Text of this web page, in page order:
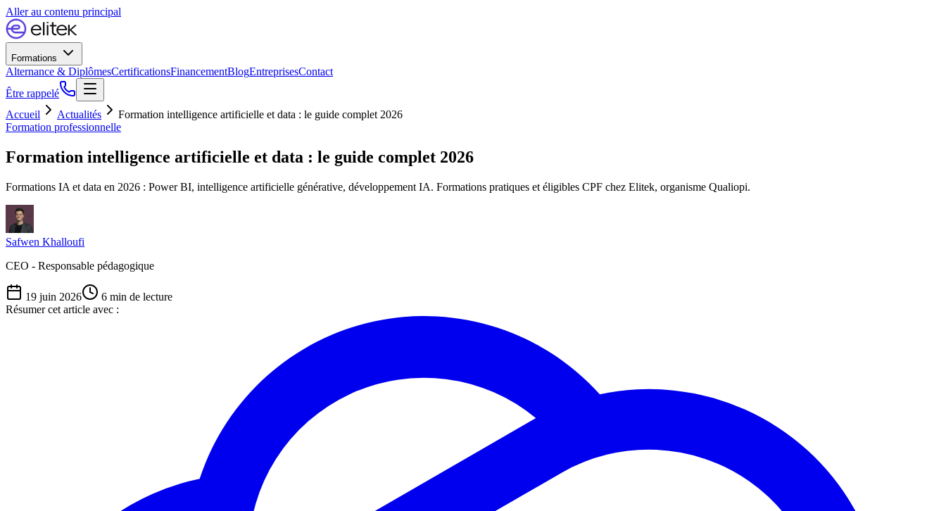
Aller au contenu principal
Formations
Alternance & DiplômesCertificationsFinancementBlogEntreprisesContact
Être rappelé
Accueil
Actualités
Formation intelligence artificielle et data : le guide complet 2026
Formation professionnelle
Formation intelligence artificielle et data : le guide complet 2026
Formations IA et data en 2026 : Power BI, intelligence artificielle générative, développement IA. Formations pratiques et éligibles CPF chez Elitek, organisme Qualiopi.
Safwen Khalloufi
CEO - Responsable pédagogique
19 juin 2026 6 min de lecture
Résumer cet article avec :